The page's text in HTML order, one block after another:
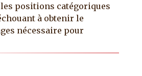
les positions catégoriques
à obtenir le
nécessaire pour